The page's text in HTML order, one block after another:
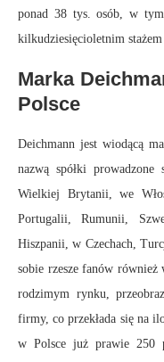
ponad 38 tys. osób, w
kilkudziesięcioletnim stażem
Marka
Polsce
Deichmann jest wiodącą
nazwą spółki
Wielkiej Brytanii, we
Portugalii, Rumunii,
Hiszpanii, w Czechach,
sobie rzesze fanów również
rodzimym rynku,
firmy, co przekłada się na
w Polsce już prawie 250